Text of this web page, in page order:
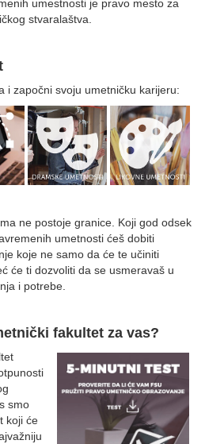
umestnosti je pravo mesto za
stvaralaštva.
i započni svoju umetničku karijeru:
ne postoje granice. Koji god odsek
umetnosti ćeš dobiti
koje ne samo da će te učiniti
će ti dozvoliti da se usmeravaš u
i potrebe.
fakultet za vas?
smo
koji će